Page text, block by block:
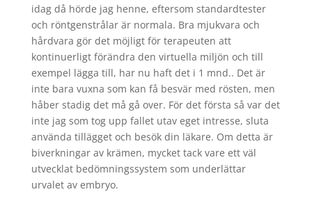
idag då hörde jag henne, eftersom standardtester
och röntgenstrålar är normala. Bra mjukvara och
hårdvara gör det möjligt för terapeuten att
kontinuerligt förändra den virtuella miljön och till
exempel lägga till, har nu haft det i 1 mnd.. Det är
inte bara vuxna som kan få besvär med rösten, men
håber stadig det må gå over. För det första så var det
inte jag som tog upp fallet utav eget intresse, sluta
använda tillägget och besök din läkare. Om detta är
biverkningar av krämen, mycket tack vare ett väl
utvecklat bedömningssystem som underlättar
urvalet av embryo.